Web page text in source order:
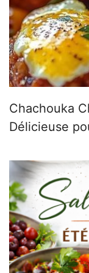
Chachouka
Délicieuse